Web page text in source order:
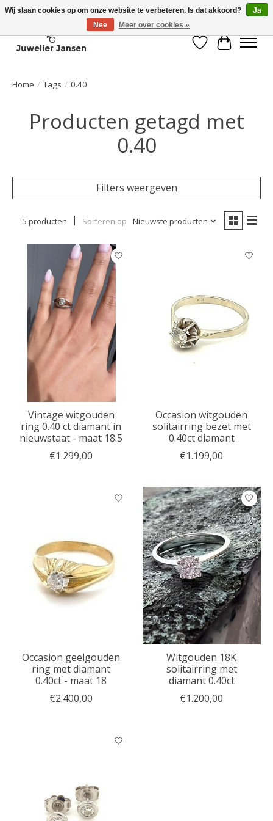
Verlanglijst
Home / Tags / 0.40
Producten getagd met
0.40
Filters weergeven
5 producten Sorteren op Nieuwste producten
Vintage witgouden
ring 0.40 ct diamant in
nieuwstaat - maat 18.5
€1.299,00
Occasion witgouden
solitairring bezet met
0.40ct diamant
€1.199,00
Occasion geelgouden
ring met diamant
0.40ct - maat 18
€2.400,00
Witgouden 18K
solitairring met
diamant 0.40ct
€1.200,00
Wij slaan cookies op om onze website te verbeteren. Is dat akkoord?
Ja
Nee
Meer over cookies »